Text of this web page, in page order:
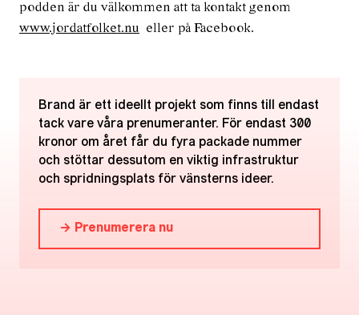
podden är du välkommen att ta kontakt genom
www.jordatfolket.nu eller på Facebook.
Brand är ett ideellt projekt som finns till endast
tack vare våra prenumeranter. För endast 300
kronor om året får du fyra packade nummer
och stöttar dessutom en viktig infrastruktur
och spridningsplats för vänsterns ideer.
→ Prenumerera nu